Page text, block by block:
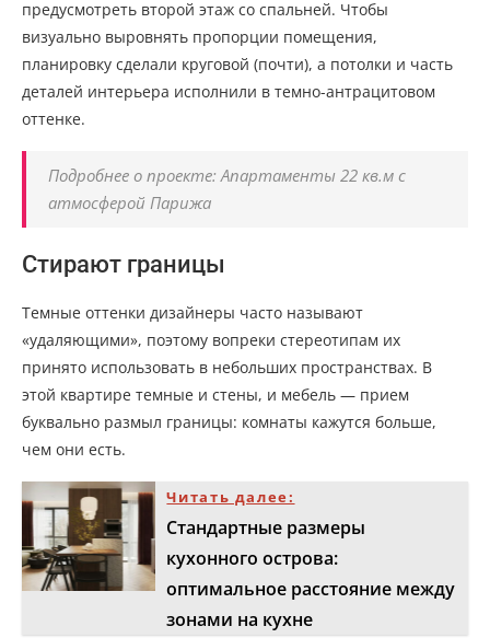
предусмотреть второй этаж со спальней. Чтобы
визуально выровнять пропорции помещения,
планировку сделали круговой (почти), а потолки и часть
деталей интерьера исполнили в темно-антрацитовом
оттенке.
Подробнее о проекте: Апартаменты 22 кв.м с
атмосферой Парижа
Стирают границы
Темные оттенки дизайнеры часто называют
«удаляющими», поэтому вопреки стереотипам их
принято использовать в небольших пространствах. В
этой квартире темные и стены, и мебель — прием
буквально размыл границы: комнаты кажутся больше,
чем они есть.
Читать далее:
Стандартные размеры
кухонного острова:
оптимальное расстояние между
зонами на кухне